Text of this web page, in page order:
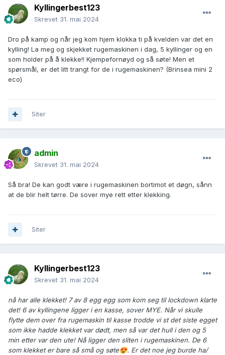
Kyllingerbest123
Skrevet 31. mai 2024
Dro på kamp og når jeg kom hjem klokka ti på kvelden var det en
kylling! La meg og skjekket rugemaskinen i dag, 5 kyllinger og en
som holder på å klekke!! Kjempefornøyd og så søte! Men et
spørsmål, er det litt trangt for de i rugemaskinen? (Brinsea mini 2
eco)
Siter
admin
Skrevet 31. mai 2024
Så bra! De kan godt være i rugemaskinen bortimot et døgn, sånn
at de blir helt tørre. De sover mye rett etter klekking.
Siter
Kyllingerbest123
Skrevet 31. mai 2024
nå har alle klekket! 7 av 8 egg egg som kom seg til lockdown klarte
det! 6 av kyllingene ligger i en kasse, sover MYE. Når vi skulle
flytte dem over fra rugemaskin til kasse trodde vi st det siste egget
som ikke hadde klekket var dødt, men så var det hull i den og 5
min etter var den ute! Nå ligger den sliten i rugemaskinen. De 6
som klekket er bare så små og søte😍. Er det noe jeg burde ha/